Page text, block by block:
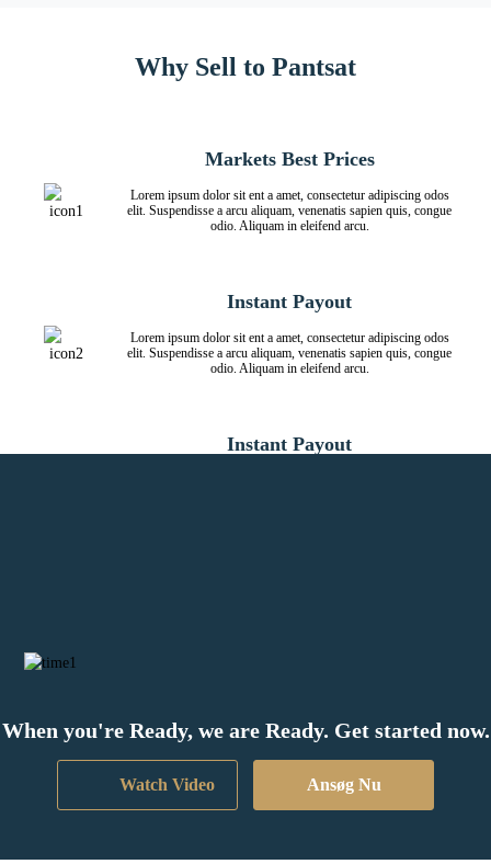
Why Sell to Pantsat
Markets Best Prices
Lorem ipsum dolor sit ent a amet, consectetur adipiscing odos
elit. Suspendisse a arcu aliquam, venenatis sapien quis, congue
odio. Aliquam in eleifend arcu.
Instant Payout
Lorem ipsum dolor sit ent a amet, consectetur adipiscing odos
elit. Suspendisse a arcu aliquam, venenatis sapien quis, congue
odio. Aliquam in eleifend arcu.
Instant Payout
When you're Ready, we are Ready. Get started now.
Watch Video Ansøg Nu